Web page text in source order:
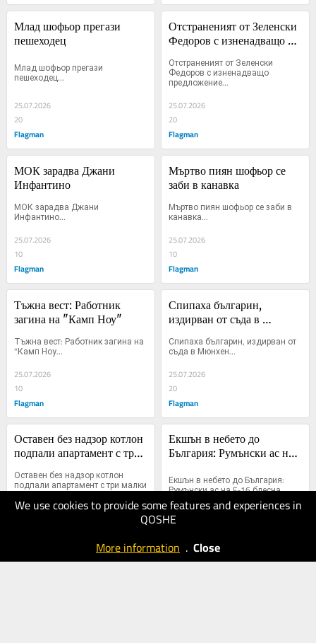
We use cookies to provide some features and experiences in
QOSHE
More information . Close
Млад шофьор прегази
пешеходец
Млад шофьор прегази
пешеходец...
25.07.2026
20
Flagman
Отстраненият от Зеленски
Федоров с изненадващо
Отстраненият от Зеленски
Федоров с изненадващо
предложение...
25.07.2026
20
Flagman
МОК зарадва Джани
Инфантино
МОК зарадва Джани
Инфантино...
25.07.2026
10
Flagman
Мъртво пиян шофьор се
заби в канавка
Мъртво пиян шофьор се заби в
канавка...
25.07.2026
10
Flagman
Тъжна вест: Работник
загина на "Камп Ноу"
Тъжна вест: Работник загина на
"Камп Ноу...
25.07.2026
10
Flagman
Спипаха българин,
издирван от съда в
Спипаха българин, издирван от
съда в Мюнхен...
25.07.2026
20
Flagman
Оставен без надзор котлон
подпали апартамент с три
Оставен без надзор котлон
подпали апартамент с три малки
деца...
Екшън в небето до
България: Румънски ас на
Екшън в небето до България:
Румънски ас на F-16 блесна...
25.07.2026
Flagman